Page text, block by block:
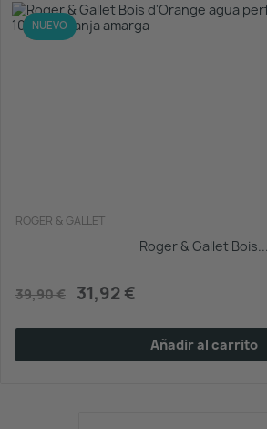
ROGER & GALLET
Roger & Gallet Bois...
39,90 € 31,92 €
Añadir al carrito
-20%
NUEVO